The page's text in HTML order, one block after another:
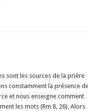
sont les sources de la prière
constamment la présence
et nous enseigne comment
les mots (Rm 8, 26). Alors